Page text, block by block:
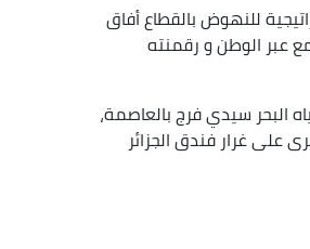
للنهوض بالقطاع أفاق
عبر الوطن و رقمنته
مركب التداوي بمياه البحر سيدي فرج بالعاصمة،
على غرار فندق الجزائر